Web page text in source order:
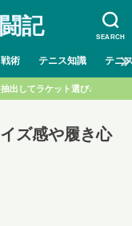
SEARCH
記
術 テニス知識 テニ
出してラケット選び♩
ズ感や履き心